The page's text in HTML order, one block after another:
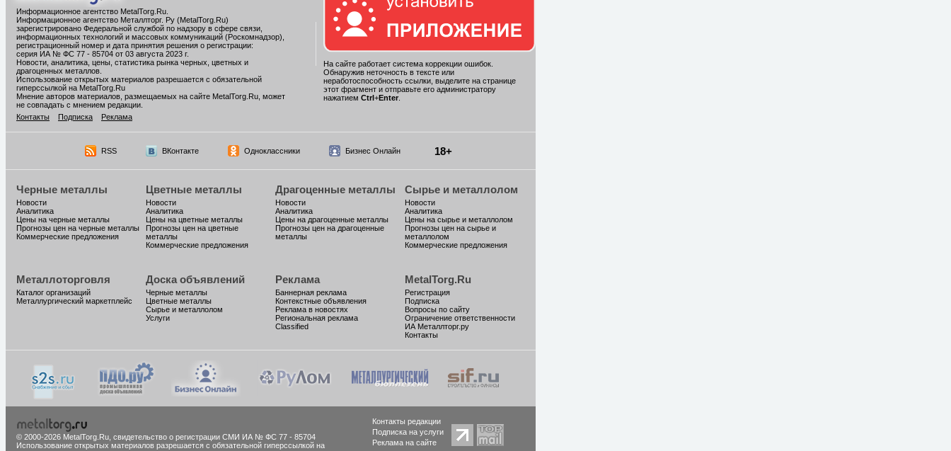
Информационное агентство MetalTorg.Ru
Информационное агентство Металлторг. Ру (MetalTorg.Ru)
зарегистрировано Федеральной службой по надзору в сфере связи,
информационных технологий и массовых коммуникаций (Роскомнадзор),
регистрационный номер и дата принятия решения о регистрации:
серия ИА № ФС 77 - 85704 от 03 августа 2023 г.
Новости, аналитика, цены, статистика рынка черных, цветных и
драгоценных металлов.
Использование открытых материалов разрешается с обязательной
гиперссылкой на MetalTorg.Ru
Мнение авторов материалов, размещаемых на сайте MetalTorg.Ru, может
не совпадать с мнением редакции.
Контакты
Подписка Реклама
На сайте работает система коррекции ошибок.
Обнаружив неточность в тексте или
неработоспособность ссылки, выделите на странице
этот фрагмент и отправьте его администратору
нажатием Ctrl +Enter.
RSS ВКонтакте Одноклассники Бизнес Онлайн 18+
Черные металлы
Новости
Аналитика
Цены на черные металлы
Прогнозы цен на черные металлы
Коммерческие предложения
Цветные металлы
Новости
Аналитика
Цены на цветные металлы
Прогнозы цен на цветные
металлы
Коммерческие предложения
Драгоценные металлы
Новости
Аналитика
Цены на драгоценные металлы
Прогнозы цен на драгоценные
металлы
Сырье и металлолом
Новости
Аналитика
Цены на сырье и металлолом
Прогнозы цен на сырье и
металлолом
Коммерческие предложения
Металлоторговля
Каталог организаций
Металлургический маркетплейс
Доска объявлений
Черные металлы
Цветные металлы
Сырье и металлолом
Услуги
Реклама
Баннерная реклама
Контекстные объявления
Реклама в новостях
Региональная реклама
Classified
MetalTorg.Ru
Регистрация
Подписка
Вопросы по сайту
Ограничение ответственности
ИА Металлторг.ру
Контакты
© 2000-2026 MetalTorg.Ru, cвидетельство о регистрации СМИ ИА № ФС 77 - 85704
Использование открытых материалов разрешается с обязательной гиперссылкой на
Контакты редакции
Подписка на услуги
Реклама на сайте